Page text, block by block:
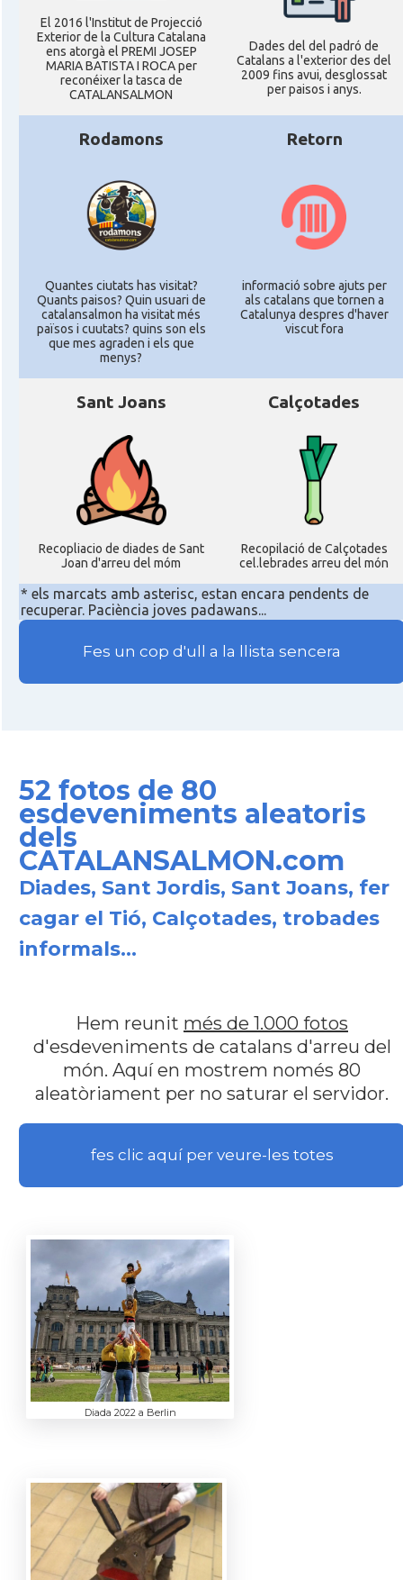
El 2016 l'Institut de Projecció
Exterior de la Cultura Catalana
ens atorgà el PREMI JOSEP
MARIA BATISTA I ROCA per
reconéixer la tasca de
CATALANSALMON
Dades del del padró de
Catalans a l'exterior des del
2009 fins avui, desglossat
per paisos i anys.
Rodamons
Quantes ciutats has visitat?
Quants paisos? Quin usuari de
catalansalmon ha visitat més
països i cuutats? quins son els
que mes agraden i els que
menys?
Retorn
informació sobre ajuts per
als catalans que tornen a
Catalunya despres d'haver
viscut fora
Sant Joans
Recopliacio de diades de Sant
Joan d'arreu del móm
Calçotades
Recopilació de Calçotades
cel.lebrades arreu del món
* els marcats amb asterisc, estan encara pendents de
recuperar. Paciència joves padawans...
Fes un cop d'ull a la llista sencera
52 fotos de 80
esdeveniments aleatoris
dels
CATALANSALMON.com
Diades, Sant Jordis, Sant Joans, fer
cagar el Tió, Calçotades, trobades
informals...
Hem reunit més de 1.000 fotos
d'esdeveniments de catalans d'arreu del
món. Aquí en mostrem només 80
aleatòriament per no saturar el servidor.
fes clic aquí per veure-les totes
Diada 2022 a Berlin